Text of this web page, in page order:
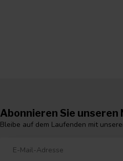
Abonnieren Sie
Bleibe auf dem Laufenden mit